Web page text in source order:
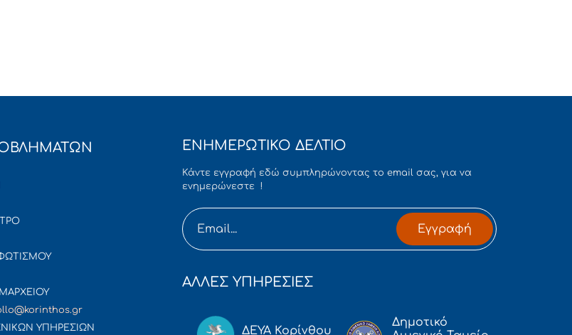
ΥΠΗΡΕΣΙΩΝ
ΕΝΗΜΕΡΩΤΙΚΟ ΔΕΛΤΙΟ
Κάντε εγγραφή εδώ συμπληρώνοντας το email σας, για να
ενημερώνεστε !
Εγγραφή
ΑΛΛΕΣ ΥΠΗΡΕΣΙΕΣ
ΔΕΥΑ Κορίνθου
Δημοτικό